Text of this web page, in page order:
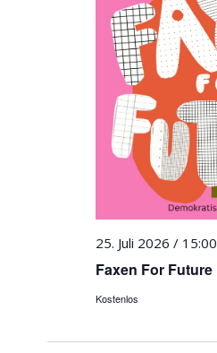
Faxen For Future
25. Juli 2026 / 15:00
Kostenlos